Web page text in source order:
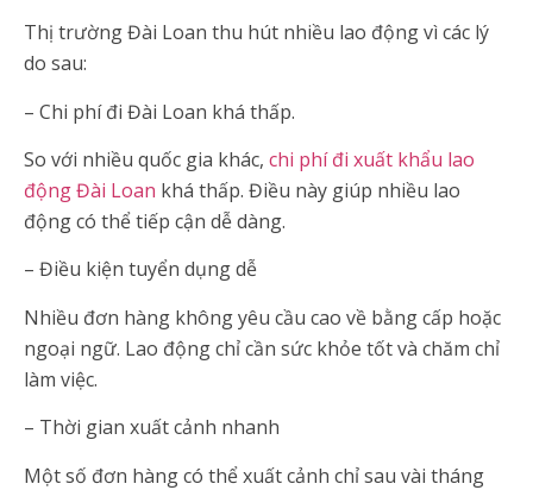
Thị trường Đài Loan thu hút nhiều lao động vì các lý
do sau:
– Chi phí đi Đài Loan khá thấp.
So với nhiều quốc gia khác, chi phí đi xuất khẩu lao
động Đài Loan khá thấp. Điều này giúp nhiều lao
động có thể tiếp cận dễ dàng.
– Điều kiện tuyển dụng dễ
Nhiều đơn hàng không yêu cầu cao về bằng cấp hoặc
ngoại ngữ. Lao động chỉ cần sức khỏe tốt và chăm chỉ
làm việc.
– Thời gian xuất cảnh nhanh
Một số đơn hàng có thể xuất cảnh chỉ sau vài tháng